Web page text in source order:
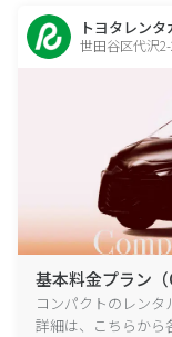
トヨタレン
世田谷区代沢
基本料金プラン（
コンパクトのレン
詳細は、こちらから